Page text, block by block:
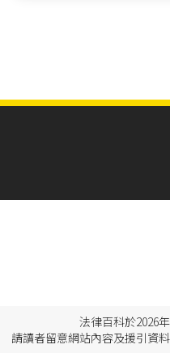
法律百科於2026
請讀者留意網站內容及援引資